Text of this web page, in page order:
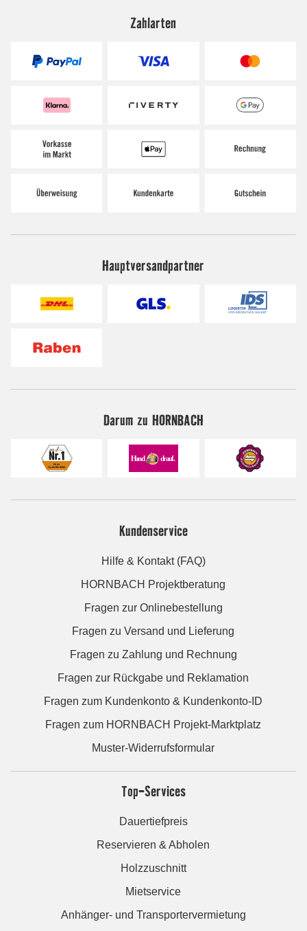
Zahlarten
Hauptversandpartner
Darum zu HORNBACH
Kundenservice
Hilfe & Kontakt (FAQ)
HORNBACH Projektberatung
Fragen zur Onlinebestellung
Fragen zu Versand und Lieferung
Fragen zu Zahlung und Rechnung
Fragen zur Rückgabe und Reklamation
Fragen zum Kundenkonto & Kundenkonto-ID
Fragen zum HORNBACH Projekt-Marktplatz
Muster-Widerrufsformular
Top-Services
Dauertiefpreis
Reservieren & Abholen
Holzzuschnitt
Mietservice
Anhänger- und Transportervermietung